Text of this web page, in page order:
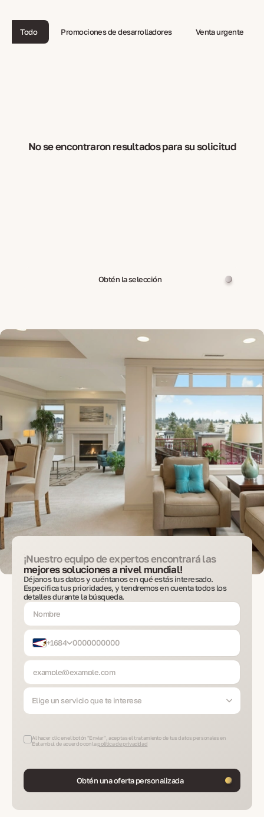
Todo Promociones de desarrolladores Venta urgente
No se encontraron resultados para su solicitud
Obtén la selección
¡Nuestro equipo de expertos encontrará las
mejores soluciones a nivel mundial!
Déjanos tus datos y cuéntanos en qué estás interesado.
Especifica tus prioridades, y tendremos en cuenta todos los
detalles durante la búsqueda.
+1684
Elige un servicio que te interese
Al hacer clic en el botón "Enviar", aceptas el tratamiento de tus datos personales en
Estambul de acuerdo con la política de privacidad
Obtén una oferta personalizada